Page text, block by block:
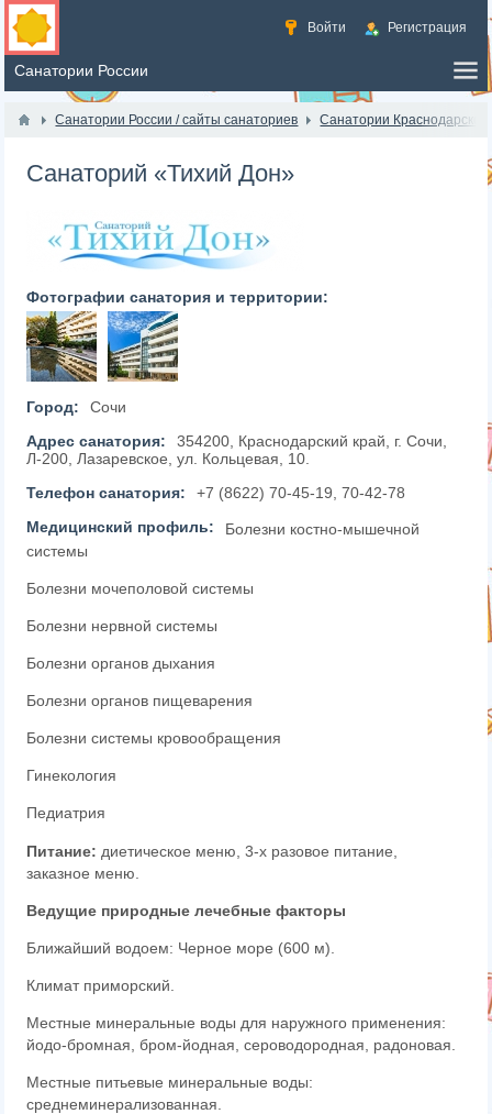
Войти Регистрация
Санатории России / сайты санаториев Санатории
Санаторий «Тихий Дон»
Фотографии санатория и территории:
Город:
Сочи
Адрес санатория:
354200, Краснодарский край, г. Сочи,
Л-200, Лазаревское, ул. Кольцевая, 10.
Телефон санатория:
+7 (8622) 70-45-19, 70-42-78
Медицинский профиль:
Болезни костно-мышечной
системы
Болезни мочеполовой системы
Болезни нервной системы
Болезни органов дыхания
Болезни органов пищеварения
Болезни системы кровообращения
Гинекология
Педиатрия
Питание: диетическое меню, 3-х разовое питание,
заказное меню.
Ведущие природные лечебные факторы
Ближайший водоем: Черное море (600 м).
Климат приморский.
Местные минеральные воды для наружного применения:
йодо-бромная, бром-йодная, сероводородная, радоновая.
Местные питьевые минеральные воды:
среднеминерализованная.